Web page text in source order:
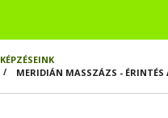
KÉPZÉSEINK
/ MERIDIÁN MASSZÁZS -